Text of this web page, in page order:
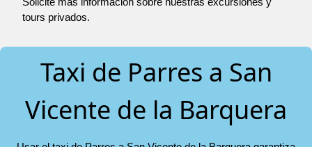
tours privados.
Taxi de Parres a San
Vicente de la Barquera